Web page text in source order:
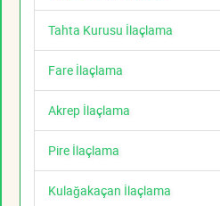
Tahta Kurusu İlaçlama
Fare İlaçlama
Akrep İlaçlama
Pire İlaçlama
Kulağakaçan İlaçlama